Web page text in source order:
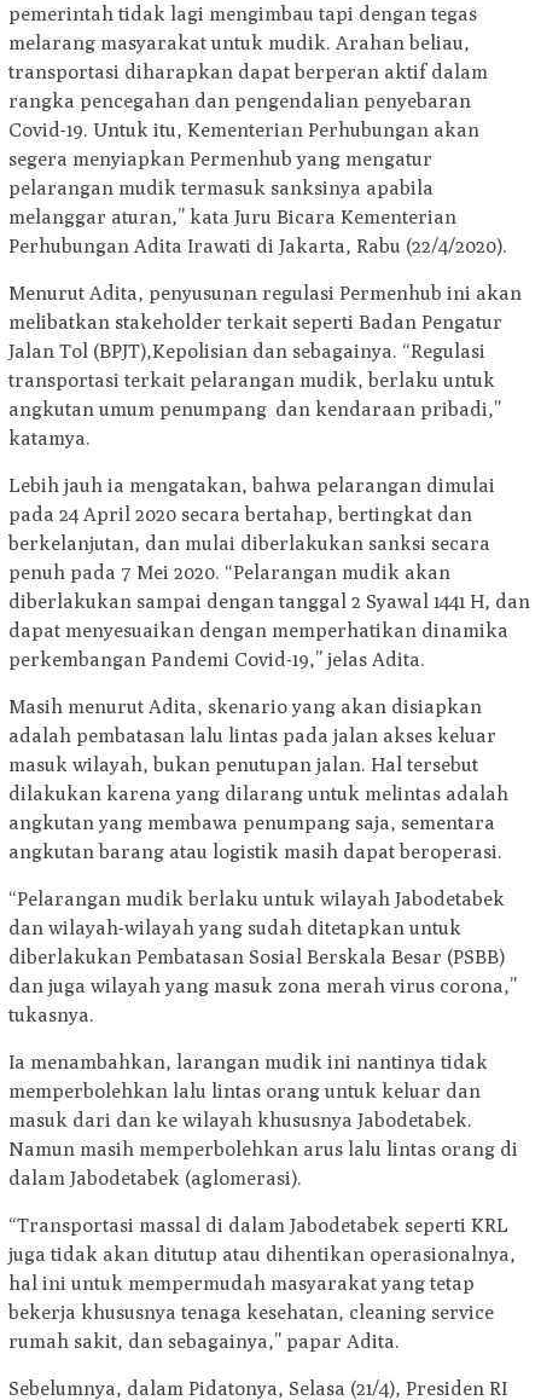
pemerintah tidak lagi mengimbau tapi dengan tegas
melarang masyarakat untuk mudik. Arahan beliau,
transportasi diharapkan dapat berperan aktif dalam
rangka pencegahan dan pengendalian penyebaran
Covid-19. Untuk itu, Kementerian Perhubungan akan
segera menyiapkan Permenhub yang mengatur
pelarangan mudik termasuk sanksinya apabila
melanggar aturan,” kata Juru Bicara Kementerian
Perhubungan Adita Irawati di Jakarta, Rabu (22/4/2020).
Menurut Adita, penyusunan regulasi Permenhub ini akan
melibatkan stakeholder terkait seperti Badan Pengatur
Jalan Tol (BPJT),Kepolisian dan sebagainya. “Regulasi
transportasi terkait pelarangan mudik, berlaku untuk
angkutan umum penumpang dan kendaraan pribadi,”
katamya.
Lebih jauh ia mengatakan, bahwa pelarangan dimulai
pada 24 April 2020 secara bertahap, bertingkat dan
berkelanjutan, dan mulai diberlakukan sanksi secara
penuh pada 7 Mei 2020. “Pelarangan mudik akan
diberlakukan sampai dengan tanggal 2 Syawal 1441 H, dan
dapat menyesuaikan dengan memperhatikan dinamika
perkembangan Pandemi Covid-19,” jelas Adita.
Masih menurut Adita, skenario yang akan disiapkan
adalah pembatasan lalu lintas pada jalan akses keluar
masuk wilayah, bukan penutupan jalan. Hal tersebut
dilakukan karena yang dilarang untuk melintas adalah
angkutan yang membawa penumpang saja, sementara
angkutan barang atau logistik masih dapat beroperasi.
“Pelarangan mudik berlaku untuk wilayah Jabodetabek
dan wilayah-wilayah yang sudah ditetapkan untuk
diberlakukan Pembatasan Sosial Berskala Besar (PSBB)
dan juga wilayah yang masuk zona merah virus corona,”
tukasnya.
Ia menambahkan, larangan mudik ini nantinya tidak
memperbolehkan lalu lintas orang untuk keluar dan
masuk dari dan ke wilayah khususnya Jabodetabek.
Namun masih memperbolehkan arus lalu lintas orang di
dalam Jabodetabek (aglomerasi).
“Transportasi massal di dalam Jabodetabek seperti KRL
juga tidak akan ditutup atau dihentikan operasionalnya,
hal ini untuk mempermudah masyarakat yang tetap
bekerja khususnya tenaga kesehatan, cleaning service
rumah sakit, dan sebagainya,” papar Adita.
Sebelumnya, dalam Pidatonya, Selasa (21/4), Presiden RI